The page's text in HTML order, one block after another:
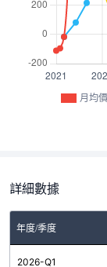
月均價
詳細數據
年度/季度
2026-Q1